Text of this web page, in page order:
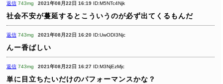
返信 743mg 2021年08月22日 16:19 ID:M5NTc4Njk
社会不安が蔓延するとこういうのが必ず出てくるもんだ
返信 743mg 2021年08月22日 16:20 ID:UwODI3Njc
んー香ばしい
返信 743mg 2021年08月22日 16:27 ID:M3NjEzMjc
単に目立ちたいだけのパフォーマンスかな？